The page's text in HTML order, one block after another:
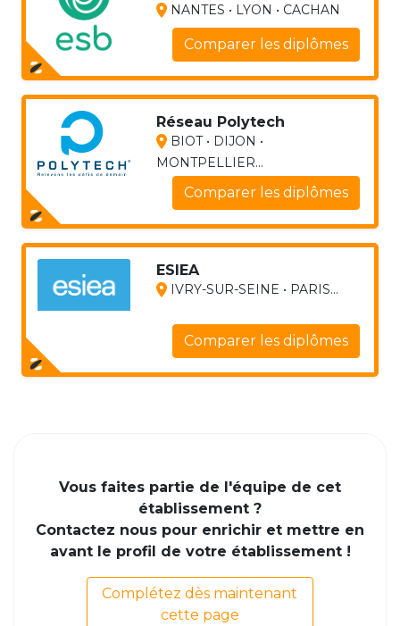
NANTES • LYON • CACHAN
Comparer les diplômes
Réseau Polytech
BIOT • DIJON •
MONTPELLIER...
Comparer les diplômes
ESIEA
IVRY-SUR-SEINE • PARIS...
Comparer les diplômes
Vous faites partie de l'équipe de cet
établissement ?
Contactez nous pour enrichir et mettre en
avant le profil de votre établissement !
Complétez dès maintenant
cette page